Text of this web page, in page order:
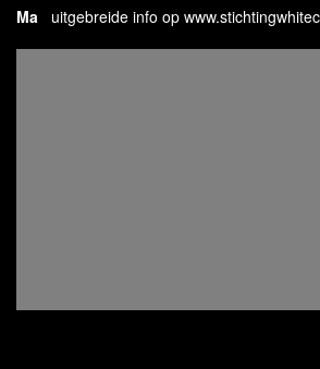
Ma
uitgebreide info op